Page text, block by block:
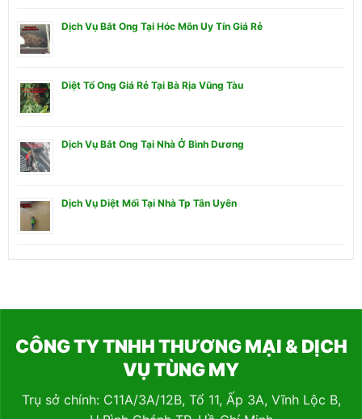
Dịch Vụ Bắt Ong Tại Hóc Môn Uy Tín Giá Rẻ
Diệt Tổ Ong Giá Rẻ Tại Bà Rịa Vũng Tàu
Dịch Vụ Bắt Ong Tại Nhà Ở Bình Dương
Dịch Vụ Diệt Mối Tại Nhà Tp Tân Uyên
CÔNG TY TNHH THƯƠNG MẠI & DỊCH
VỤ TÙNG MY
Trụ sở chính: C11A/3A/12B, Tổ 11, Ấp 3A, Vĩnh Lộc B,